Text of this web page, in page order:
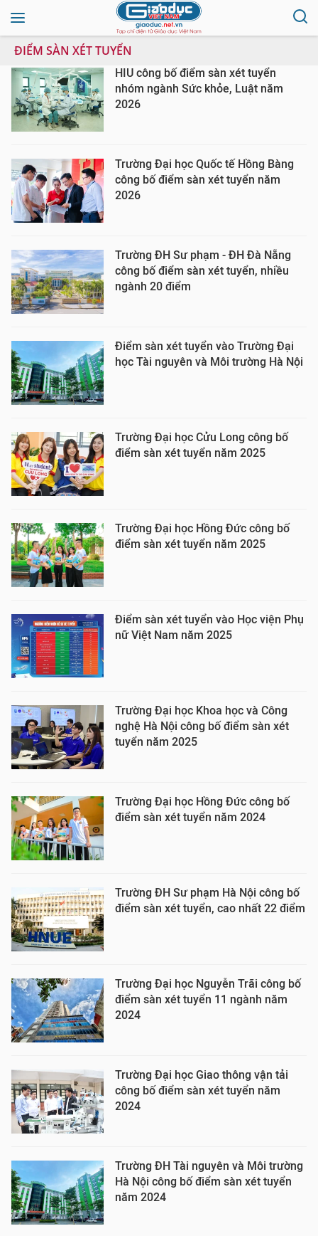
ĐIỂM SÀN XÉT TUYỂN
HIU công bố điểm sàn xét tuyển
nhóm ngành Sức khỏe, Luật năm
2026
Trường Đại học Quốc tế Hồng Bàng
công bố điểm sàn xét tuyển năm
2026
Trường ĐH Sư phạm - ĐH Đà Nẵng
công bố điểm sàn xét tuyển, nhiều
ngành 20 điểm
Điểm sàn xét tuyển vào Trường Đại
học Tài nguyên và Môi trường Hà Nội
Trường Đại học Cửu Long công bố
điểm sàn xét tuyển năm 2025
Trường Đại học Hồng Đức công bố
điểm sàn xét tuyển năm 2025
Điểm sàn xét tuyển vào Học viện Phụ
nữ Việt Nam năm 2025
Trường Đại học Khoa học và Công
nghệ Hà Nội công bố điểm sàn xét
tuyển năm 2025
Trường Đại học Hồng Đức công bố
điểm sàn xét tuyển năm 2024
Trường ĐH Sư phạm Hà Nội công bố
điểm sàn xét tuyển, cao nhất 22 điểm
Trường Đại học Nguyễn Trãi công bố
điểm sàn xét tuyển 11 ngành năm
2024
Trường Đại học Giao thông vận tải
công bố điểm sàn xét tuyển năm
2024
Trường ĐH Tài nguyên và Môi trường
Hà Nội công bố điểm sàn xét tuyển
năm 2024